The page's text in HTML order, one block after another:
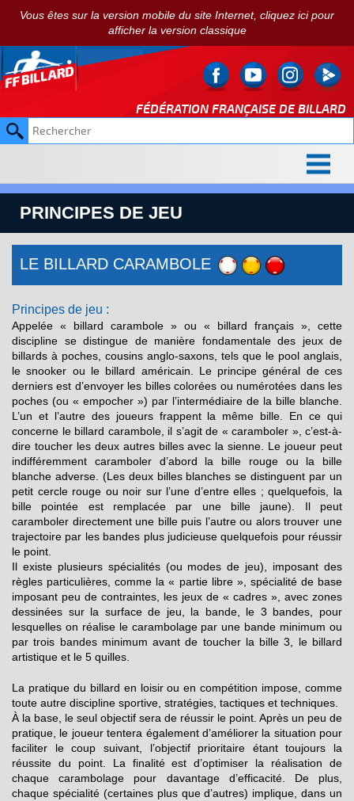
Vous êtes sur la version mobile du site Internet, cliquez ici pour
afficher la version classique
FÉDÉRATION FRANÇAISE DE BILLARD
PRINCIPES DE JEU
LE BILLARD CARAMBOLE
Principes de jeu :
Appelée « billard carambole » ou « billard français », cette
discipline se distingue de manière fondamentale des jeux de
billards à poches, cousins anglo-saxons, tels que le pool anglais,
le snooker ou le billard américain. Le principe général de ces
derniers est d’envoyer les billes colorées ou numérotées dans les
poches (ou « empocher ») par l’intermédiaire de la bille blanche.
L’un et l’autre des joueurs frappent la même bille. En ce qui
concerne le billard carambole, il s’agit de « caramboler », c’est-à-
dire toucher les deux autres billes avec la sienne. Le joueur peut
indifféremment caramboler d’abord la bille rouge ou la bille
blanche adverse. (Les deux billes blanches se distinguent par un
petit cercle rouge ou noir sur l’une d’entre elles ; quelquefois, la
bille pointée est remplacée par une bille jaune). Il peut
caramboler directement une bille puis l’autre ou alors trouver une
trajectoire par les bandes plus judicieuse quelquefois pour réussir
le point.
Il existe plusieurs spécialités (ou modes de jeu), imposant des
règles particulières, comme la « partie libre », spécialité de base
imposant peu de contraintes, les jeux de « cadres », avec zones
dessinées sur la surface de jeu, la bande, le 3 bandes, pour
lesquelles on réalise le carambolage par une bande minimum ou
par trois bandes minimum avant de toucher la bille 3, le billard
artistique et le 5 quilles.
La pratique du billard en loisir ou en compétition impose, comme
toute autre discipline sportive, stratégies, tactiques et techniques.
À la base, le seul objectif sera de réussir le point. Après un peu de
pratique, le joueur tentera également d’améliorer la situation pour
faciliter le coup suivant, l’objectif prioritaire étant toujours la
réussite du point. La finalité est d’optimiser la réalisation de
chaque carambolage pour davantage d’efficacité. De plus,
chaque spécialité (certaines plus que d’autres) implique, dans un